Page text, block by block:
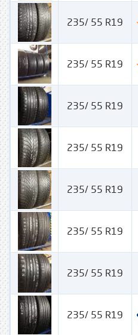
235/ 55 R19
235/ 55 R19
235/ 55 R19
235/ 55 R19
235/ 55 R19
235/ 55 R19
235/ 55 R19
235/ 55 R19